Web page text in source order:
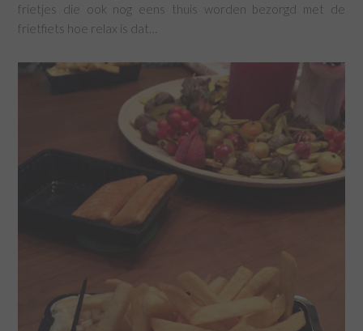
frietjes die ook nog eens thuis worden bezorgd met de
frietfiets hoe relax is dat…